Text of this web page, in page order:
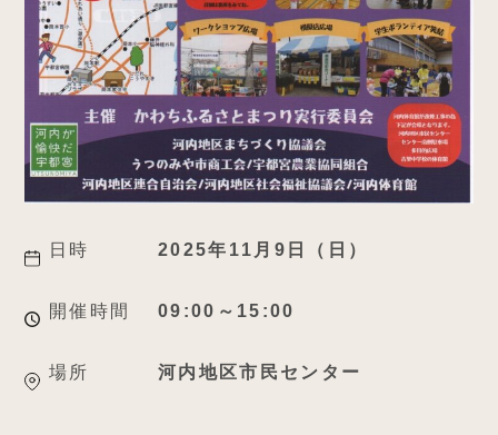
日時 2025年11月9日（日）
開催時間 09:00～15:00
場所 河内地区市民センター